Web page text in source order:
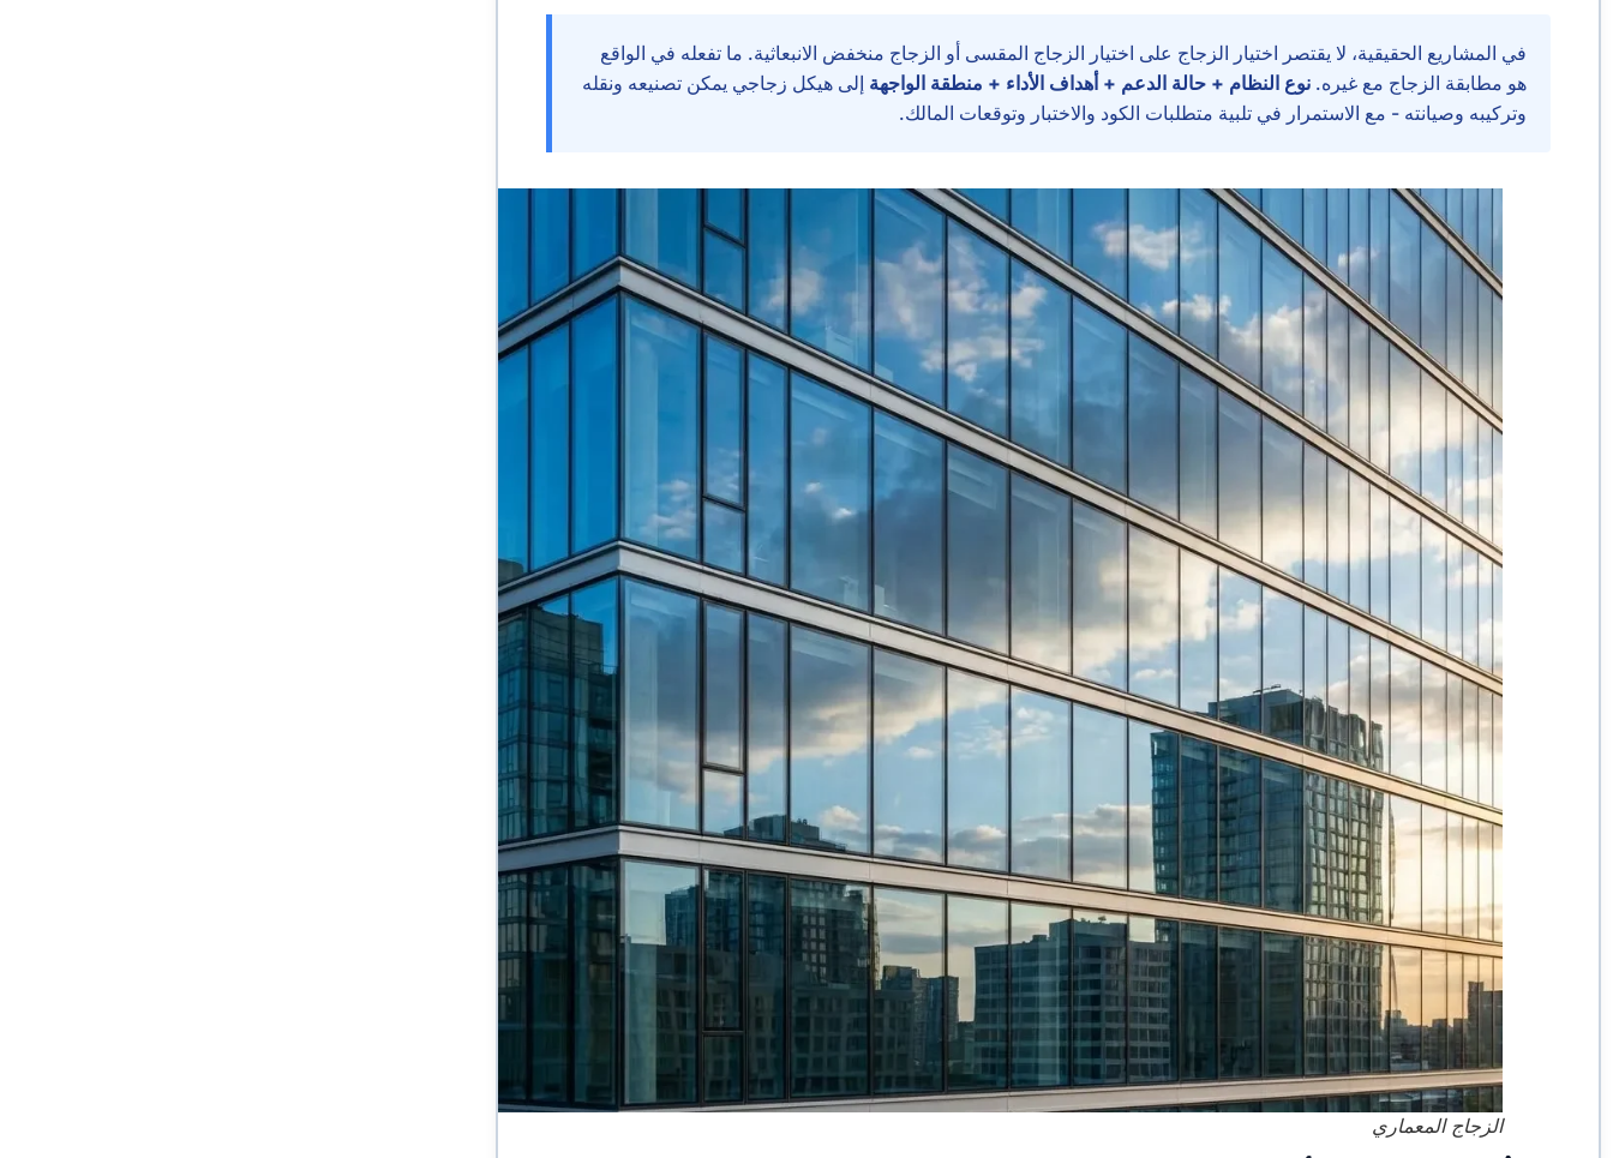
في المشاريع الحقيقية، لا يقتصر اختيار الزجاج على اختيار الزجاج المقسى أو الزجاج منخفض الانبعاثية. ما تفعله في الواقع
هو مطابقة الزجاج مع غيره. نوع النظام + حالة الدعم + أهداف الأداء + منطقة الواجهة إلى هيكل زجاجي يمكن تصنيعه ونقله
وتركيبه وصيانته - مع الاستمرار في تلبية متطلبات الكود والاختبار وتوقعات المالك.
الزجاج المعماري